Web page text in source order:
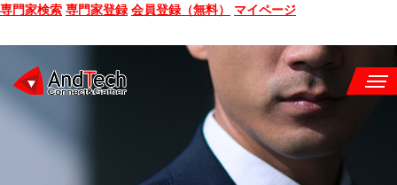
専門家検索 専門家登録 会員登録（無料） マイページ